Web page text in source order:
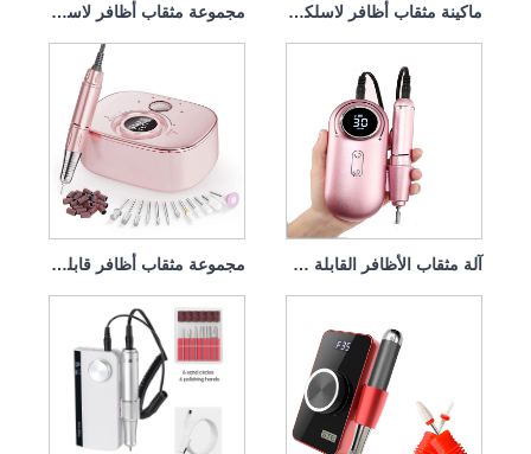
مجموعة مثقاب أظافر لاسلكية قابلة لإعادة الشحن بقوة 45 وات و40000 دورة في الدقيقة ماكينة مثقاب أظافر لاسلكية قابلة لإعادة الشحن، قوية 45 وات 40000 دورة في الدقيقة